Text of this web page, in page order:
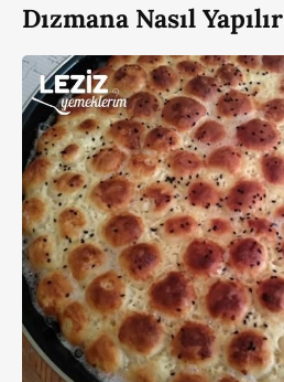
Dızmana Nasıl Yapılır